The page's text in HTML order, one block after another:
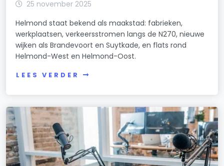
25 november 2025
Helmond staat bekend als maakstad: fabrieken,
werkplaatsen, verkeersstromen langs de N270, nieuwe
wijken als Brandevoort en Suytkade, en flats rond
Helmond-West en Helmond-Oost.
LEES VERDER